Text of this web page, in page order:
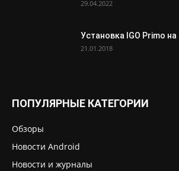
29.04.2022
Установка IGO Primo
21.01.2018
ПОПУЛЯРНЫЕ КАТЕГОРИИ
Обзоры
Новости Android
Новости и журналы